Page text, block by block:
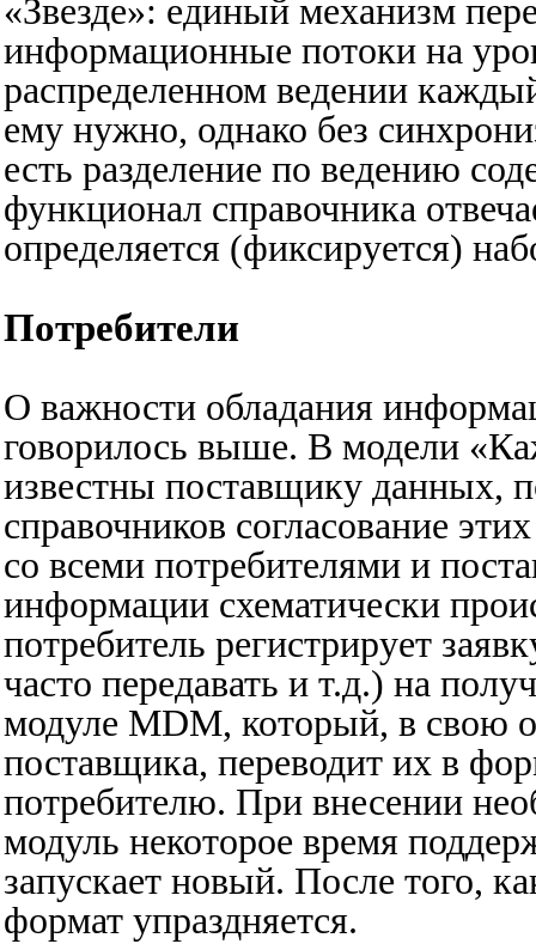
«Звезде»: единый механизм
информационные потоки на
распределенном ведении
ему нужно, однако без
есть разделение по ведению
функционал справочника
определяется (фиксируется)
Потребители
О важности обладания
говорилось выше. В модели
известны поставщику данных,
справочников согласование
со всеми потребителями и
информации схематически
потребитель регистрирует
часто передавать и т.д.) на
модуле MDM, который, в свою
поставщика, переводит их в
потребителю. При внесении
модуль некоторое время
запускает новый. После того,
формат упраздняется.